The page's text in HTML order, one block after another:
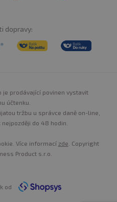
dopravy:
je prodávající povinen vystavit
účtenku.
tržbu u správce daně on-line,
do 48 hodin.
Více informací zde . Copyright
Product s.r.o.
od